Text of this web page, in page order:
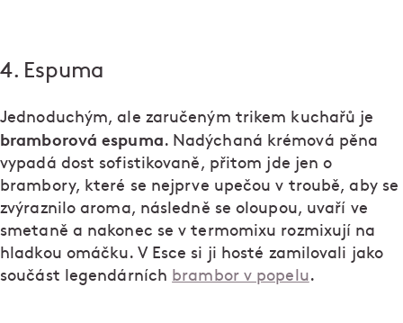
4. Espuma
Jednoduchým, ale zaručeným trikem kuchařů je
bramborová espuma. Nadýchaná krémová pěna
vypadá dost sofistikovaně, přitom jde jen o
brambory, které se nejprve upečou v troubě, aby se
zvýraznilo aroma, následně se oloupou, uvaří ve
smetaně a nakonec se v termomixu rozmixují na
hladkou omáčku. V Esce si ji hosté zamilovali jako
součást legendárních brambor v popelu.